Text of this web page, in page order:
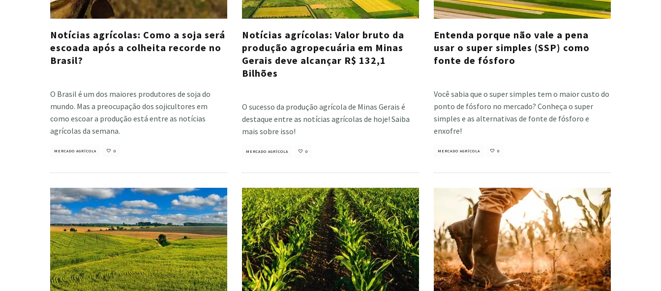
Notícias agrícolas: Como a soja será
escoada após a colheita recorde no
Brasil?
O Brasil é um dos maiores produtores de soja do
mundo. Mas a preocupação dos sojicultores em
como escoar a produção está entre as notícias
agrícolas da semana.
MERCADO AGRÍCOLA 0
Notícias agrícolas: Valor bruto da
produção agropecuária em Minas
Gerais deve alcançar R$ 132,1
Bilhões
O sucesso da produção agrícola de Minas Gerais é
destaque entre as notícias agrícolas de hoje! Saiba
mais sobre isso!
MERCADO AGRÍCOLA 0
Entenda porque não vale a pena
usar o super simples (SSP) como
fonte de fósforo
Você sabia que o super simples tem o maior custo do
ponto de fósforo no mercado? Conheça o super
simples e as alternativas de fonte de fósforo e
enxofre!
MERCADO AGRÍCOLA 0